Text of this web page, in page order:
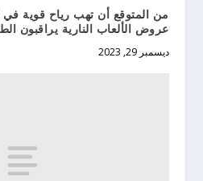
من المتوقع أن تهب رياح قوية
عروض الألعاب النارية يراقبون
ديسمبر 29, 2023